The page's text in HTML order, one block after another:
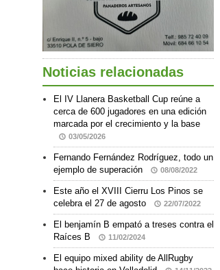
Noticias relacionadas
El IV Llanera Basketball Cup reúne a
cerca de 600 jugadores en una edición
marcada por el crecimiento y la base
03/05/2026
Fernando Fernández Rodríguez, todo un
ejemplo de superación
08/08/2022
Este año el XVIII Cierru Los Pinos se
celebra el 27 de agosto
22/07/2022
El benjamín B empató a treses contra el
Raíces B
11/02/2024
El equipo mixed ability de AllRugby